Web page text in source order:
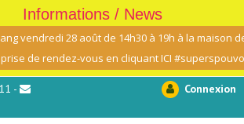
-
Connexion
Informations / News
vendredi 28 août de 14h30 à 19h à la maison
de rendez-vous en cliquant ICI